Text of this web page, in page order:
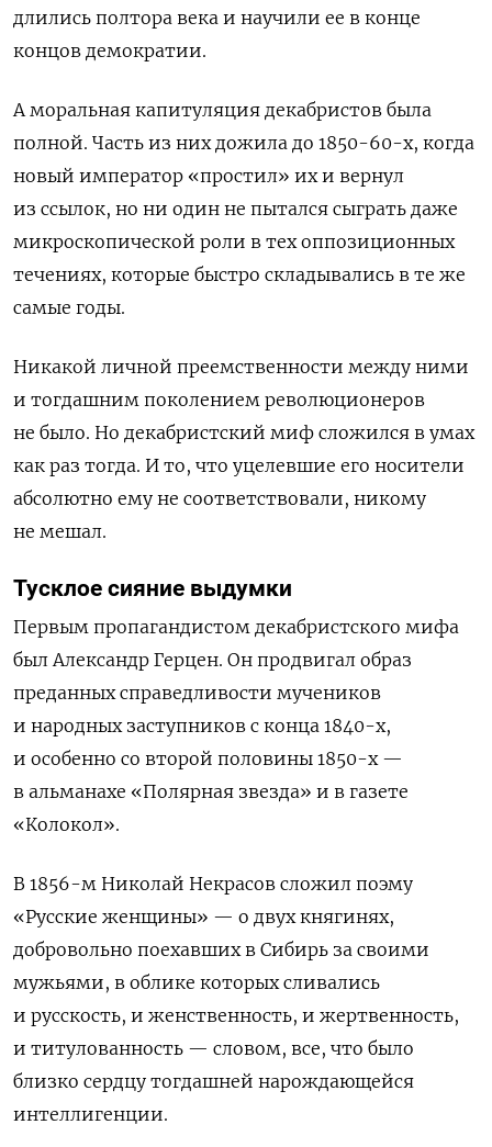
длились полтора века и научили ее в конце
концов демократии.
А моральная капитуляция декабристов была
полной. Часть из них дожила до 1850-60-х, когда
новый император «простил» их и вернул
из ссылок, но ни один не пытался сыграть даже
микроскопической роли в тех оппозиционных
течениях, которые быстро складывались в те же
самые годы.
Никакой личной преемственности между ними
и тогдашним поколением революционеров
не было. Но декабристский миф сложился в умах
как раз тогда. И то, что уцелевшие его носители
абсолютно ему не соответствовали, никому
не мешал.
Тусклое сияние выдумки
Первым пропагандистом декабристского мифа
был Александр Герцен. Он продвигал образ
преданных справедливости мучеников
и народных заступников с конца 1840-х,
и особенно со второй половины 1850-х —
в альманахе «Полярная звезда» и в газете
«Колокол».
В 1856-м Николай Некрасов сложил поэму
«Русские женщины» — о двух княгинях,
добровольно поехавших в Сибирь за своими
мужьями, в облике которых сливались
и русскость, и женственность, и жертвенность,
и титулованность — словом, все, что было
близко сердцу тогдашней нарождающейся
интеллигенции.